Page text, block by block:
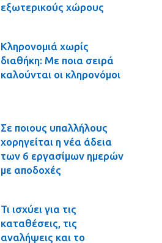
εξωτερικούς χώρους
Κληρονομιά χωρίς
διαθήκη: Με ποια σειρά
καλούνται οι κληρονόμοι
Σε ποιους υπαλλήλους
χορηγείται η νέα άδεια
των 6 εργασίμων ημερών
με αποδοχές
Τι ισχύει για τις
καταθέσεις, τις
αναλήψεις και το